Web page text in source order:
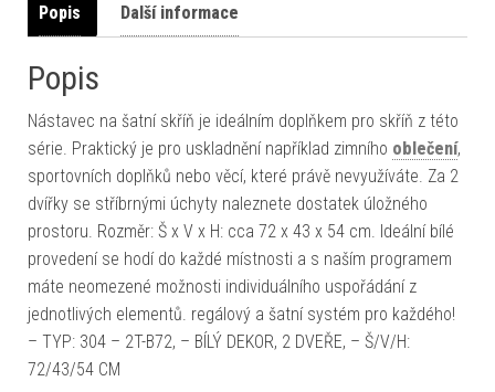
Popis Další informace
Popis
Nástavec na šatní skříň je ideálním doplňkem pro skříň z této
série. Praktický je pro uskladnění například zimního oblečení,
sportovních doplňků nebo věcí, které právě nevyužíváte. Za 2
dvířky se stříbrnými úchyty naleznete dostatek úložného
prostoru. Rozměr: Š x V x H: cca 72 x 43 x 54 cm. Ideální bílé
provedení se hodí do každé místnosti a s naším programem
máte neomezené možnosti individuálního uspořádání z
jednotlivých elementů. regálový a šatní systém pro každého!
– TYP: 304 – 2T-B72, – BÍLÝ DEKOR, 2 DVEŘE, – Š/V/H:
72/43/54 CM